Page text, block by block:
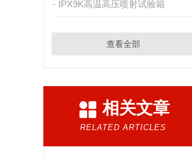
IPX9K高温高压喷射试验箱
查看全部
相关文章
RELATED ARTICLES